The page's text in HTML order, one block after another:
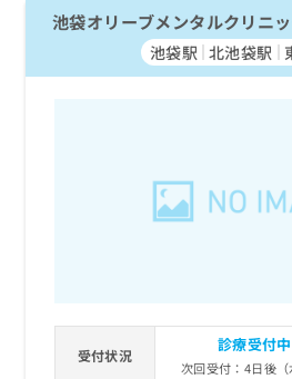
池袋オリーブメンタルクリニ
池袋駅 北池袋駅
受付状況
診療受付中
次回受付：4日後